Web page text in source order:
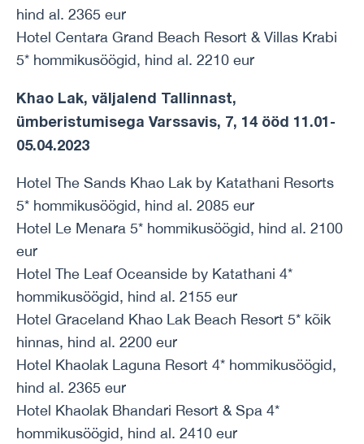
hind al. 2365 eur
Hotel Centara Grand Beach Resort & Villas Krabi
5* hommikusöögid, hind al. 2210 eur
Khao Lak, väljalend Tallinnast,
ümberistumisega Varssavis, 7, 14 ööd 11.01-
05.04.2023
Hotel The Sands Khao Lak by Katathani Resorts
5* hommikusöögid, hind al. 2085 eur
Hotel Le Menara 5* hommikusöögid, hind al. 2100
eur
Hotel The Leaf Oceanside by Katathani 4*
hommikusöögid, hind al. 2155 eur
Hotel Graceland Khao Lak Beach Resort 5* kõik
hinnas, hind al. 2200 eur
Hotel Khaolak Laguna Resort 4* hommikusöögid,
hind al. 2365 eur
Hotel Khaolak Bhandari Resort & Spa 4*
hommikusöögid, hind al. 2410 eur